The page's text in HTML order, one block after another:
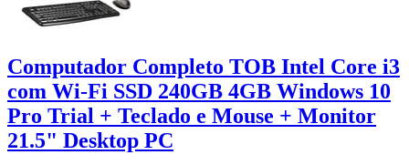
Computador Completo TOB Intel Core i3
com Wi-Fi SSD 240GB 4GB Windows 10
Pro Trial + Teclado e Mouse + Monitor
21.5" Desktop PC